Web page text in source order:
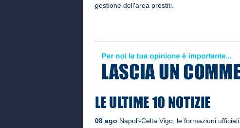
gestione dell'area prestiti.
08 ago Napoli-Celta Vigo, le formazioni